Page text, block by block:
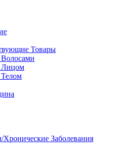
Товары
Волосами
Лицом
Телом
Заболевания